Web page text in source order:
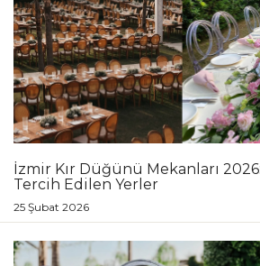
İzmir Kır Düğünü Mekanları
Tercih Edilen Yerler
25 Şubat 2026